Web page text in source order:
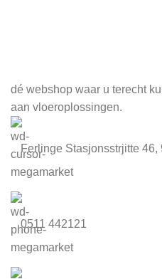
dé webshop waar u terecht
aan vloeroplossingen.
Ferlinge Stasjonsstrjitte
0511 442121